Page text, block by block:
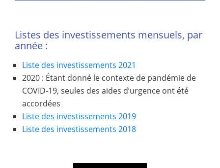
Listes des investissements mensuels, par
année :
Liste des investissements 2021
2020 : Étant donné le contexte de pandémie de
COVID-19, seules des aides d’urgence ont été
accordées
Liste des investissements 2019
Liste des investissements 2018